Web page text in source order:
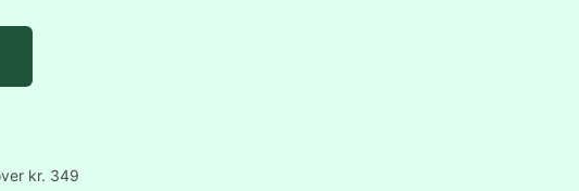
kr. 349